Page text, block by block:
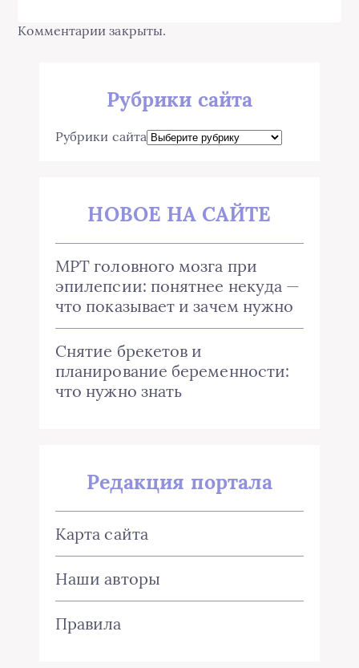
Комментарии закрыты.
Рубрики сайта
Рубрики сайта
НОВОЕ НА САЙТЕ
МРТ головного мозга при
эпилепсии: понятнее некуда —
что показывает и зачем нужно
Снятие брекетов и
планирование беременности:
что нужно знать
Редакция портала
Карта сайта
Наши авторы
Правила